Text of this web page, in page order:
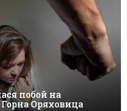
побой на
Оряховица